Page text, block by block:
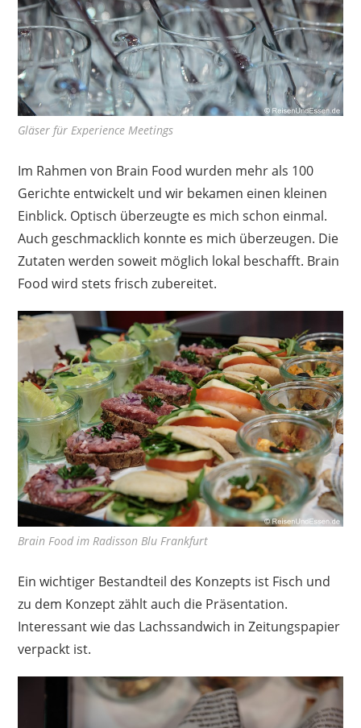
Gläser für Experience Meetings
Im Rahmen von Brain Food wurden mehr als 100
Gerichte entwickelt und wir bekamen einen kleinen
Einblick. Optisch überzeugte es mich schon einmal.
Auch geschmacklich konnte es mich überzeugen. Die
Zutaten werden soweit möglich lokal beschafft. Brain
Food wird stets frisch zubereitet.
Brain Food im Radisson Blu Frankfurt
Ein wichtiger Bestandteil des Konzepts ist Fisch und
zu dem Konzept zählt auch die Präsentation.
Interessant wie das Lachssandwich in Zeitungspapier
verpackt ist.